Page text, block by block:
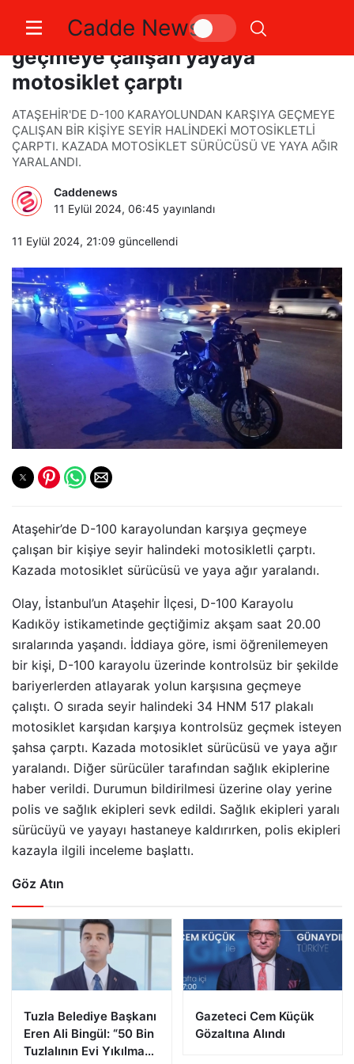
Cadde News
Ataşehir’de yolun karşısına
geçmeye çalışan yayaya
motosiklet çarptı
ATAŞEHİR'DE D-100 KARAYOLUNDAN KARŞIYA GEÇMEYE
ÇALIŞAN BİR KİŞİYE SEYİR HALİNDEKİ MOTOSİKLETLİ
ÇARPTI. KAZADA MOTOSİKLET SÜRÜCÜSÜ VE YAYA AĞIR
YARALANDI.
Caddenews
11 Eylül 2024, 06:45 yayınlandı
11 Eylül 2024, 21:09 güncellendi
Ataşehir’de D-100 karayolundan karşıya geçmeye
çalışan bir kişiye seyir halindeki motosikletli çarptı.
Kazada motosiklet sürücüsü ve yaya ağır yaralandı.
Olay, İstanbul’un Ataşehir İlçesi, D-100 Karayolu
Kadıköy istikametinde geçtiğimiz akşam saat 20.00
sıralarında yaşandı. İddiaya göre, ismi öğrenilemeyen
bir kişi, D-100 karayolu üzerinde kontrolsüz bir şekilde
bariyerlerden atlayarak yolun karşısına geçmeye
çalıştı. O sırada seyir halindeki 34 HNM 517 plakalı
motosiklet karşıdan karşıya kontrolsüz geçmek isteyen
şahsa çarptı. Kazada motosiklet sürücüsü ve yaya ağır
yaralandı. Diğer sürücüler tarafından sağlık ekiplerine
haber verildi. Durumun bildirilmesi üzerine olay yerine
polis ve sağlık ekipleri sevk edildi. Sağlık ekipleri yaralı
sürücüyü ve yayayı hastaneye kaldırırken, polis ekipleri
kazayla ilgili inceleme başlattı.
Göz Atın
Tuzla Belediye Başkanı
Eren Ali Bingül: “50 Bin
Tuzlalının Evi Yıkılma
Gazeteci Cem Küçük
Gözaltına Alındı